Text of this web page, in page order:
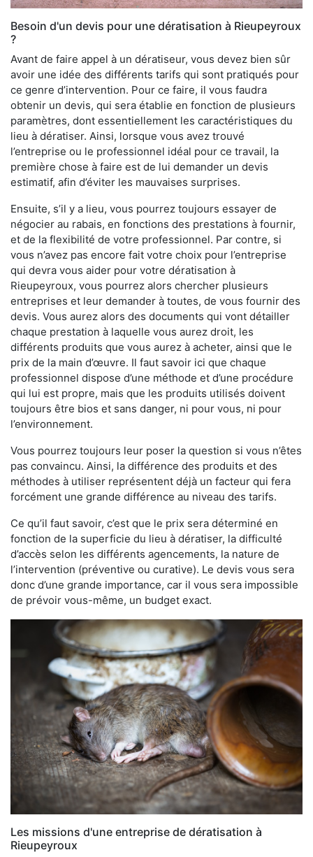
Besoin d'un devis pour une dératisation à Rieupeyroux
?
Avant de faire appel à un dératiseur, vous devez bien sûr
avoir une idée des différents tarifs qui sont pratiqués pour
ce genre d’intervention. Pour ce faire, il vous faudra
obtenir un devis, qui sera établie en fonction de plusieurs
paramètres, dont essentiellement les caractéristiques du
lieu à dératiser. Ainsi, lorsque vous avez trouvé
l’entreprise ou le professionnel idéal pour ce travail, la
première chose à faire est de lui demander un devis
estimatif, afin d’éviter les mauvaises surprises.
Ensuite, s’il y a lieu, vous pourrez toujours essayer de
négocier au rabais, en fonctions des prestations à fournir,
et de la flexibilité de votre professionnel. Par contre, si
vous n’avez pas encore fait votre choix pour l’entreprise
qui devra vous aider pour votre dératisation à
Rieupeyroux, vous pourrez alors chercher plusieurs
entreprises et leur demander à toutes, de vous fournir des
devis. Vous aurez alors des documents qui vont détailler
chaque prestation à laquelle vous aurez droit, les
différents produits que vous aurez à acheter, ainsi que le
prix de la main d’œuvre. Il faut savoir ici que chaque
professionnel dispose d’une méthode et d’une procédure
qui lui est propre, mais que les produits utilisés doivent
toujours être bios et sans danger, ni pour vous, ni pour
l’environnement.
Vous pourrez toujours leur poser la question si vous n’êtes
pas convaincu. Ainsi, la différence des produits et des
méthodes à utiliser représentent déjà un facteur qui fera
forcément une grande différence au niveau des tarifs.
Ce qu’il faut savoir, c’est que le prix sera déterminé en
fonction de la superficie du lieu à dératiser, la difficulté
d’accès selon les différents agencements, la nature de
l’intervention (préventive ou curative). Le devis vous sera
donc d’une grande importance, car il vous sera impossible
de prévoir vous-même, un budget exact.
Les missions d'une entreprise de dératisation à
Rieupeyroux